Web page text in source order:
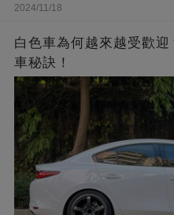
2024/11/18
白色車為何越來越受歡
車秘訣！